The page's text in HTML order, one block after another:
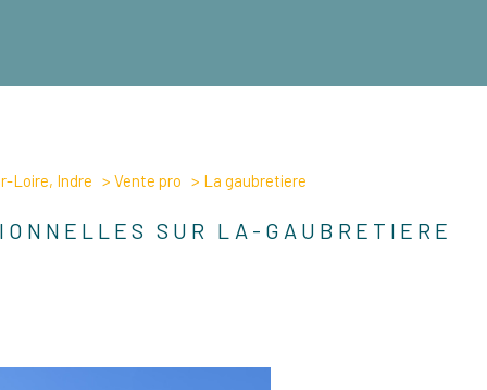
Loire, Indre Vente pro La gaubretiere
SUR LA-GAUBRETIERE